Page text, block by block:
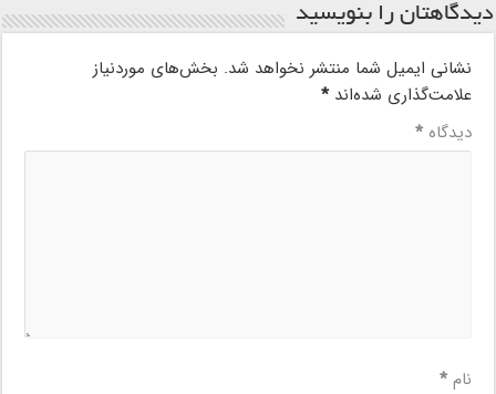
دیدگاهتان را بنویسید
نشانی ایمیل شما منتشر نخواهد شد. بخش‌های موردنیاز
علامت‌گذاری شده‌اند*
دیدگاه*
نام*